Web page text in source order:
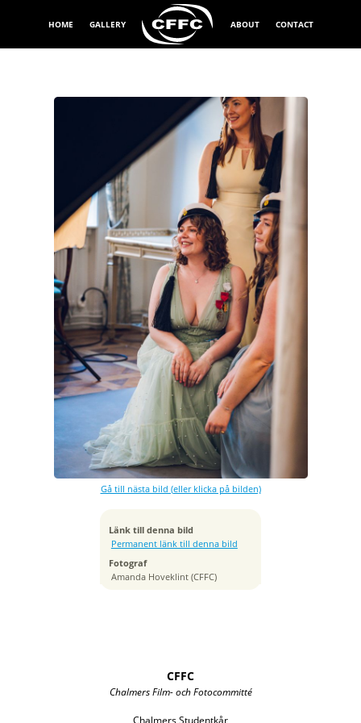
HOME GALLERY ABOUT CONTACT
Gå till nästa bild (eller klicka på bilden)
Länk till denna bild
Permanent länk till denna bild
Fotograf
Amanda Hoveklint (CFFC)
Exponeringstid
1/160 sek
Bländare
f/2.8
Kamera
Canon EOS R6
Tagen
ISO
1250
Brännvidd
85 mm
CFFC
Chalmers Film- och Fotocommitté